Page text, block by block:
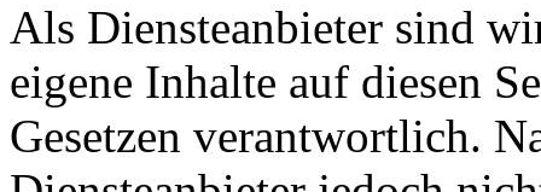
Als Diensteanbieter sind
eigene Inhalte auf diesen
Gesetzen verantwortlich.